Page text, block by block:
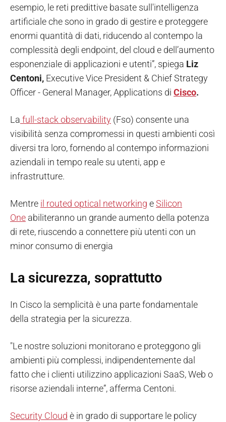
esempio, le reti predittive basate sull'intelligenza
artificiale che sono in grado di gestire e proteggere
enormi quantità di dati, riducendo al contempo la
complessità degli endpoint, del cloud e dell’aumento
esponenziale di applicazioni e utenti”, spiega Liz
Centoni, Executive Vice President & Chief Strategy
Officer - General Manager, Applications di Cisco.
La full-stack observability (Fso) consente una
visibilità senza compromessi in questi ambienti così
diversi tra loro, fornendo al contempo informazioni
aziendali in tempo reale su utenti, app e
infrastrutture.
Mentre il routed optical networking eSilicon
One abiliteranno un grande aumento della potenza
di rete, riuscendo a connettere più utenti con un
minor consumo di energia
La sicurezza, soprattutto
In Cisco la semplicità è una parte fondamentale
della strategia per la sicurezza.
"Le nostre soluzioni monitorano e proteggono gli
ambienti più complessi, indipendentemente dal
fatto che i clienti utilizzino applicazioni SaaS, Web o
risorse aziendali interne”, afferma Centoni.
Security Cloud è in grado di supportare le policy